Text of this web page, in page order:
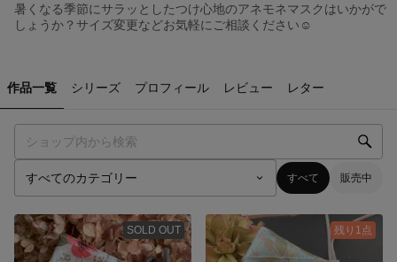
暑くなる季節にサラッとしたつけ心地のアネモネマスクはいかがで
しょうか？サイズ変更などお気軽にご相談ください☺︎
作品一覧 シリーズ プロフィール レビュー レター
すべて 販売中
SOLD OUT 残り1点